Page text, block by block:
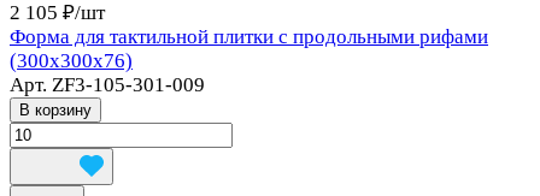
2 105 ₽/шт
Форма для тактильной плитки с продольными рифами
(300x300x76)
Арт. ZF3-105-301-009
В корзину